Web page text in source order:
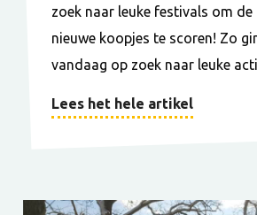
zoek naar leuke festivals om
nieuwe koopjes te scoren! Zo
vandaag op zoek naar leuke
Lees het hele artikel